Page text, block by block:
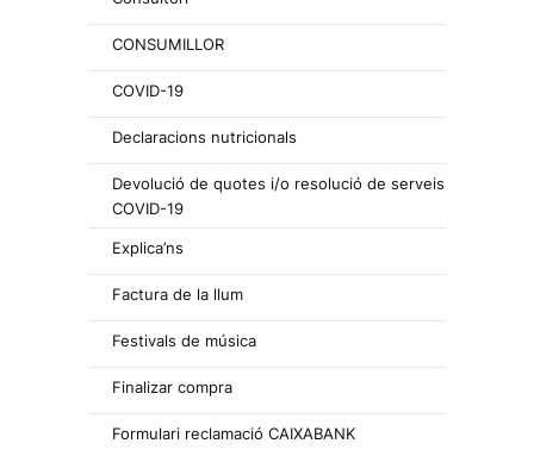
CONSUMILLOR
COVID-19
Declaracions nutricionals
Devolució de quotes i/o resolució de serveis
COVID-19
Explica’ns
Factura de la llum
Festivals de música
Finalizar compra
Formulari reclamació CAIXABANK